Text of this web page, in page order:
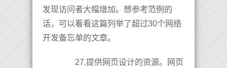
发现访问者大幅增加。想参考范例的
话，可以看看这篇列举了超过30个网络
开发备忘单的文章。
27.提供网页设计的资源。网页